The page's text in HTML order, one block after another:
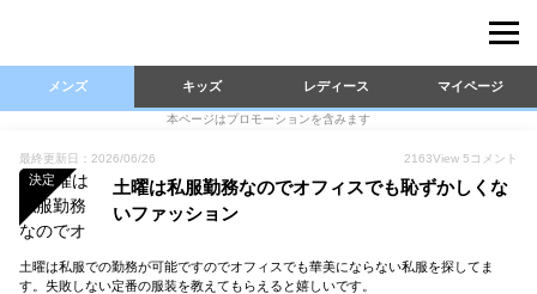
メンズ キッズ レディース マイページ
本ページはプロモーションを含みます
最終更新日：2026/06/26 2163View 5 コメント
決定
土曜は私服勤務なのでオフィスでも恥ずかしくな
いファッション
土曜は私服での勤務が可能ですのでオフィスでも華美にならない私服を探してま
す。失敗しない定番の服装を教えてもらえると嬉しいです。